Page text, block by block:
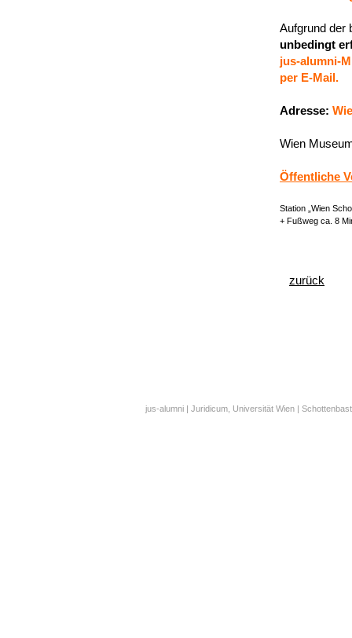
Aufgrund der
unbedingt
jus-alumni-
per E-Mail.
Adresse:
Wien
Öffentliche
Station „Wien
+ Fußweg ca. 8
zurück
jus-alumni | Juridicum, Universität Wien |